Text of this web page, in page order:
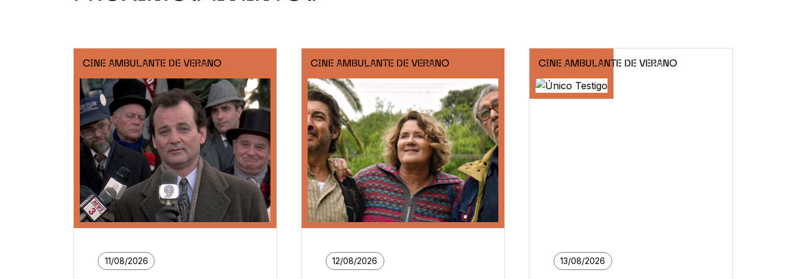
CINE AMBULANTE DE VERANO
11/08/2026
CINE AMBULANTE DE VERANO
12/08/2026
CINE AMBULANTE DE VERANO
13/08/2026